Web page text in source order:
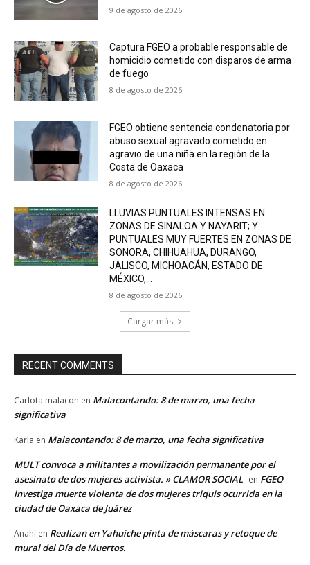
9 de agosto de 2026
Captura FGEO a probable responsable de
homicidio cometido con disparos de arma
de fuego
8 de agosto de 2026
FGEO obtiene sentencia condenatoria por
abuso sexual agravado cometido en
agravio de una niña en la región de la
Costa de Oaxaca
8 de agosto de 2026
LLUVIAS PUNTUALES INTENSAS EN
ZONAS DE SINALOA Y NAYARIT; Y
PUNTUALES MUY FUERTES EN ZONAS DE
SONORA, CHIHUAHUA, DURANGO,
JALISCO, MICHOACÁN, ESTADO DE
MÉXICO,...
8 de agosto de 2026
Cargar más
RECENT COMMENTS
Carlota malacon en Malacontando: 8 de marzo, una fecha
significativa
Karla en Malacontando: 8 de marzo, una fecha significativa
MULT convoca a militantes a movilización permanente por el
asesinato de dos mujeres activista. » CLAMOR SOCIAL en FGEO
investiga muerte violenta de dos mujeres triquis ocurrida en la
ciudad de Oaxaca de Juárez
Anahí en Realizan en Yahuiche pinta de máscaras y retoque de
mural del Día de Muertos.